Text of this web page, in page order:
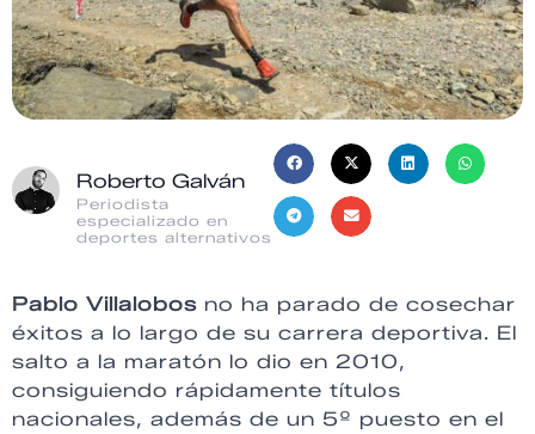
Roberto Galván
Periodista
especializado en
deportes alternativos
Pablo Villalobos no ha parado de cosechar
éxitos a lo largo de su carrera deportiva. El
salto a la maratón lo dio en 2010,
consiguiendo rápidamente títulos
nacionales, además de un 5º puesto en el